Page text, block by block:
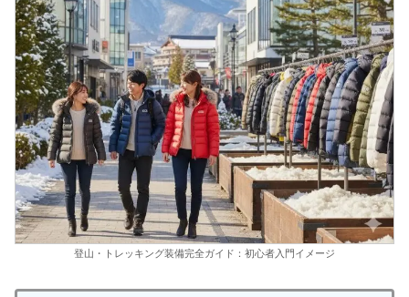
登山・トレッキング装備完全ガイド：初心者入門イメージ